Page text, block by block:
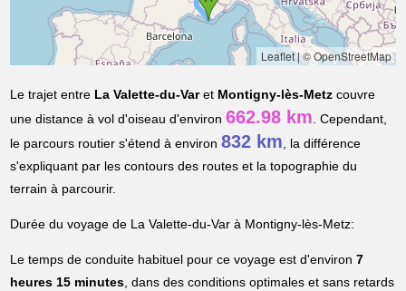
Leaflet|© OpenStreetMap
Le trajet entre La Valette-du-Varet Montigny-lès-Metz couvre
une distance à vol d'oiseau d'environ662.98 km. Cependant,
le parcours routier s'étend à environ832 km, la différence
s'expliquant par les contours des routes et la topographie du
terrain à parcourir.
Durée du voyage de La Valette-du-Var à Montigny-lès-Metz:
Le temps de conduite habituel pour ce voyage est d'environ7
heures 15 minutes, dans des conditions optimales et sans retards